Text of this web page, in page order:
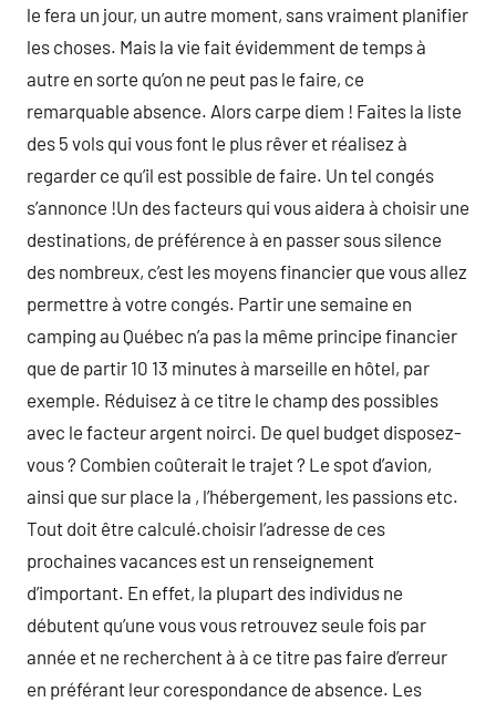
le fera un jour, un autre moment, sans vraiment planifier
les choses. Mais la vie fait évidemment de temps à
autre en sorte qu’on ne peut pas le faire, ce
remarquable absence. Alors carpe diem ! Faites la liste
des 5 vols qui vous font le plus rêver et réalisez à
regarder ce qu’il est possible de faire. Un tel congés
s’annonce !Un des facteurs qui vous aidera à choisir une
destinations, de préférence à en passer sous silence
des nombreux, c’est les moyens financier que vous allez
permettre à votre congés. Partir une semaine en
camping au Québec n’a pas la même principe financier
que de partir 10 13 minutes à marseille en hôtel, par
exemple. Réduisez à ce titre le champ des possibles
avec le facteur argent noirci. De quel budget disposez-
vous ? Combien coûterait le trajet ? Le spot d’avion,
ainsi que sur place la , l’hébergement, les passions etc.
Tout doit être calculé.choisir l’adresse de ces
prochaines vacances est un renseignement
d’important. En effet, la plupart des individus ne
débutent qu’une vous vous retrouvez seule fois par
année et ne recherchent à à ce titre pas faire d’erreur
en préférant leur corespondance de absence. Les